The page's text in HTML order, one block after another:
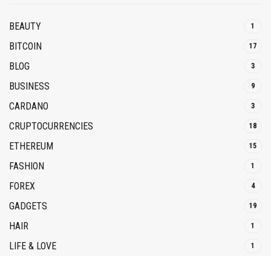
BEAUTY 1
BITCOIN 17
BLOG 3
BUSINESS 9
CARDANO 3
CRUPTOCURRENCIES 18
ETHEREUM 15
FASHION 1
FOREX 4
GADGETS 19
HAIR 1
LIFE & LOVE 1